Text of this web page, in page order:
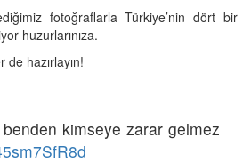
fotoğraflarla Türkiye’nin dört bir
huzurlarınıza.
de hazırlayın!
kimseye zarar gelmez